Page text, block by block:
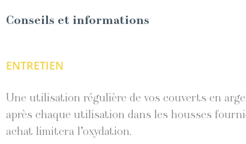
Conseils et informations
ENTRETIEN
Une utilisation régulière de vos couverts en
après chaque utilisation dans les housses
achat limitera l’oxydation.